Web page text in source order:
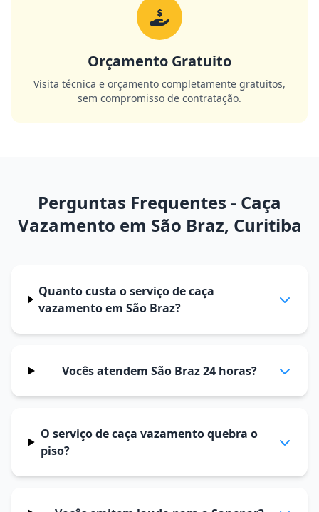
Orçamento Gratuito
Visita técnica e orçamento completamente gratuitos,
sem compromisso de contratação.
Perguntas Frequentes - Caça
Vazamento em São Braz, Curitiba
Quanto custa o serviço de caça
vazamento em São Braz?
Vocês atendem São Braz 24 horas?
O serviço de caça vazamento quebra o
piso?